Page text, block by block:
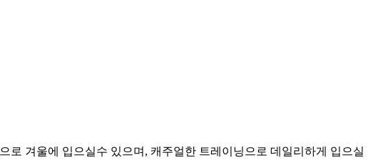
겨울에 입으실수 있으며, 캐주얼한 트레이닝으로 데일리하게 입으실